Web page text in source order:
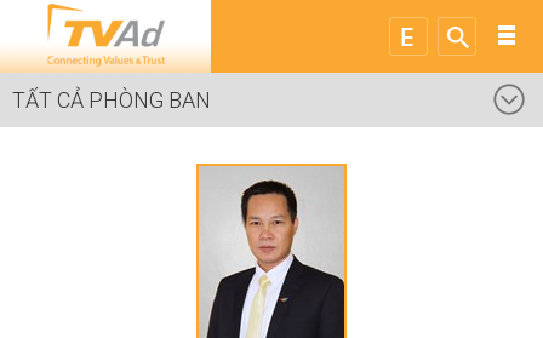
TẤT CẢ PHÒNG BAN